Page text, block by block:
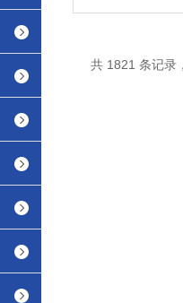
共 1821 条记